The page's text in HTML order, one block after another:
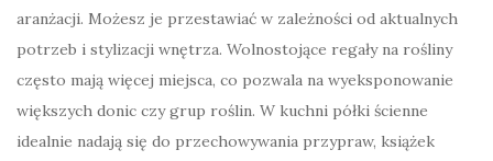
aranżacji. Możesz je przestawiać w zależności od aktualnych
potrzeb i stylizacji wnętrza. Wolnostojące regały na rośliny
często mają więcej miejsca, co pozwala na wyeksponowanie
większych donic czy grup roślin. W kuchni półki ścienne
idealnie nadają się do przechowywania przypraw, książek